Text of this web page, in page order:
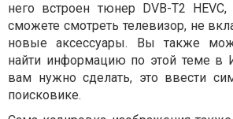
него встроен тюнер DVB-T2
сможете смотреть телевизор, не
новые аксессуары. Вы также
найти информацию по этой теме в
вам нужно сделать, это ввести
поисковике.